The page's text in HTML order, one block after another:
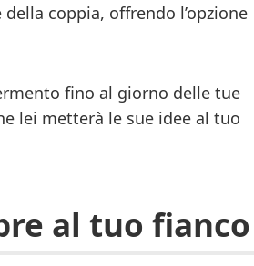
coppia, offrendo l’opzione
fino al giorno delle tue
lei metterà le sue idee al tuo
al tuo fianco